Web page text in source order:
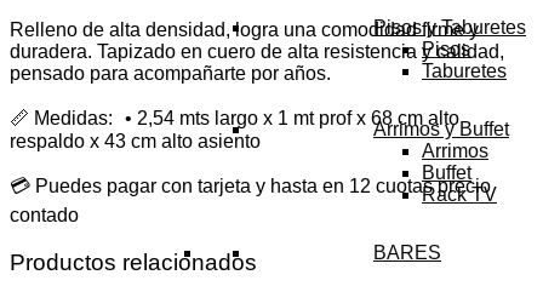
Pisos y Taburetes
Pisos
Taburetes
Arrimos y Buffet
Arrimos
Buffet
Rack TV
BARES
Relleno de alta densidad, logra una comodidad firme y
duradera. Tapizado en cuero de alta resistencia y calidad,
pensado para acompañarte por años.
📏 Medidas: • 2,54 mts largo x 1 mt prof x 68 cm alto
respaldo x 43 cm alto asiento
💳 Puedes pagar con tarjeta y hasta en 12 cuotas precio
contado
Productos relacionados